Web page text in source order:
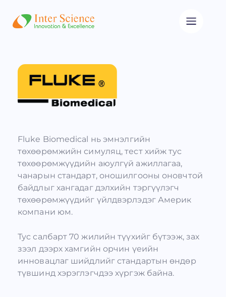
Fluke Biomedical нь эмнэлгийн
төхөөрөмжийн симуляц, тест хийж тус
төхөөрөмжүүдийн аюулгүй ажиллагаа,
чанарын стандарт, оношилгооны оновчтой
байдлыг хангадаг дэлхийн тэргүүлэгч
төхөөрөмжүүдийг үйлдвэрлэдэг Америк
компани юм.
Тус салбарт 70 жилийн түүхийг бүтээж, зах
зээл дээрх хамгийн орчин үеийн
инновацлаг шийдлийг стандартын өндөр
түвшинд хэрэглэгчдээ хүргэж байна.